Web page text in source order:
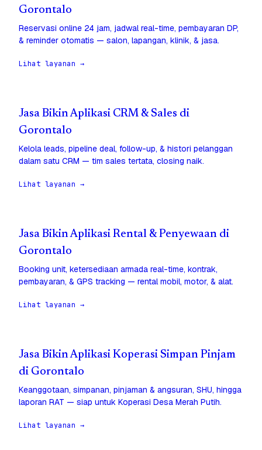
Gorontalo
Reservasi online 24 jam, jadwal real-time, pembayaran DP,
& reminder otomatis — salon, lapangan, klinik, & jasa.
Lihat layanan →
Jasa Bikin Aplikasi CRM & Sales di
Gorontalo
Kelola leads, pipeline deal, follow-up, & histori pelanggan
dalam satu CRM — tim sales tertata, closing naik.
Lihat layanan →
Jasa Bikin Aplikasi Rental & Penyewaan di
Gorontalo
Booking unit, ketersediaan armada real-time, kontrak,
pembayaran, & GPS tracking — rental mobil, motor, & alat.
Lihat layanan →
Jasa Bikin Aplikasi Koperasi Simpan Pinjam
di Gorontalo
Keanggotaan, simpanan, pinjaman & angsuran, SHU, hingga
laporan RAT — siap untuk Koperasi Desa Merah Putih.
Lihat layanan →